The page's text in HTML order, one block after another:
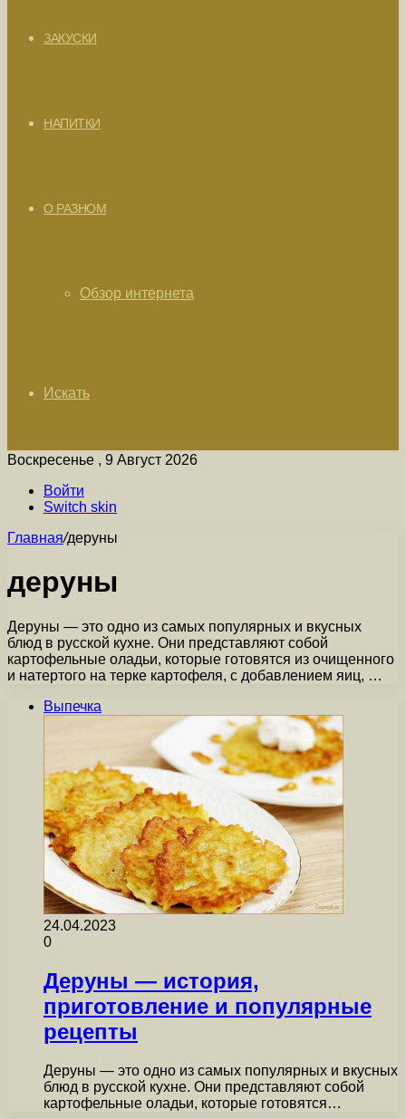
ЗАКУСКИ
НАПИТКИ
О РАЗНОМ
Обзор интернета
Искать
Воскресенье , 9 Август 2026
Войти
Switch skin
Главная/деруны
деруны
Деруны — это одно из самых популярных и вкусных
блюд в русской кухне. Они представляют собой
картофельные оладьи, которые готовятся из очищенного
и натертого на терке картофеля, с добавлением яиц, …
Выпечка
24.04.2023
0
Деруны — история,
приготовление и популярные
рецепты
Деруны — это одно из самых популярных и вкусных
блюд в русской кухне. Они представляют собой
картофельные оладьи, которые готовятся…